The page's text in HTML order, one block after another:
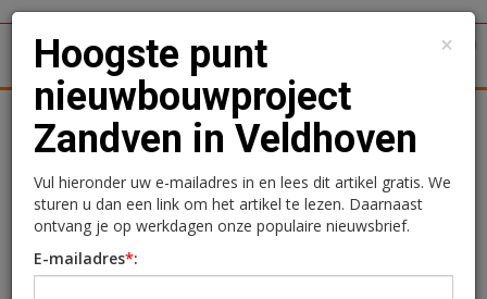
Woningmarkt Kantoren
Hoogste punt
nieuwbouwproject
Zandven in Veldhoven
×
Hoogste punt
nieuwbouwproject
Zandven in Veldhoven
Vul hieronder uw e-mailadres in en lees dit artikel gratis. We
sturen u dan een link om het artikel te lezen. Daarnaast
ontvang je op werkdagen onze populaire nieuwsbrief.
E-mailadres*: